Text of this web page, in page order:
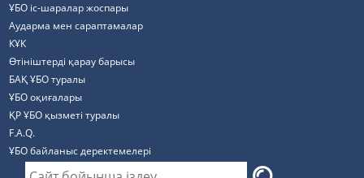
ҰБО іс-шаралар жоспары
Аударма мен сараптамалар
КҰК
Өтініштерді қарау барысы
БАҚ ҰБО туралы
ҰБО оқиғалары
ҚР ҰБО қызметі туралы
F.A.Q.
ҰБО байланыс деректемелерi